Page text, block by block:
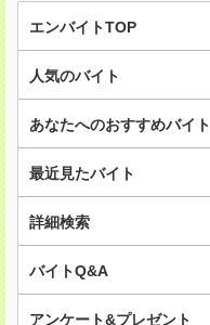
エンバイトTOP
人気のバイト
あなたへのおすすめバイト
最近見たバイト
詳細検索
バイトQ&A
アンケート&プレゼント